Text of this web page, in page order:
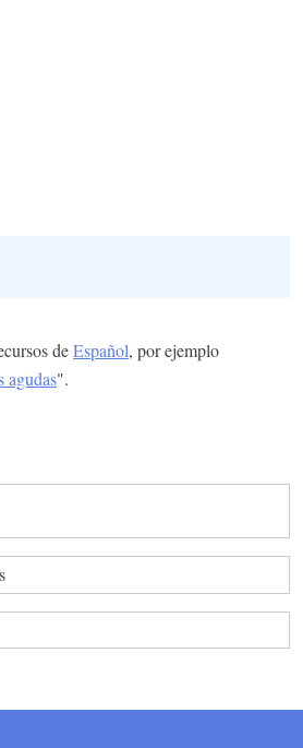
deEspañol, por ejemplo
agudas".